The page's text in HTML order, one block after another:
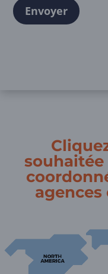
Envoyer